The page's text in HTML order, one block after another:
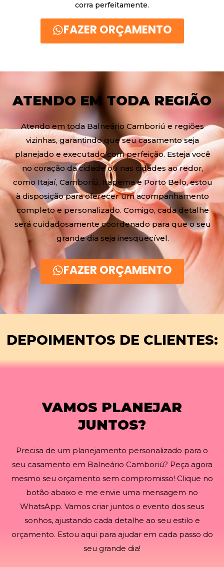
corra perfeitamente.
FAZER ORÇAMENTO
ATENDO EM TODA REGIÃO
Atendo em toda Balneário Camboriú e regiões
vizinhas, garantindo que seu casamento seja
planejado e executado com perfeição. Esteja você
no coração da cidade ou nas cidades ao redor,
como Itajaí, Camboriú, Itapema e Porto Belo, estou
à disposição para oferecer um acompanhamento
completo e personalizado. Comigo, cada detalhe
será cuidadosamente coordenado para que o seu
grande dia seja inesquecível.
FAZER ORÇAMENTO
DEPOIMENTOS DE CLIENTES:
VAMOS PLANEJAR
JUNTOS?
Precisa de um planejamento personalizado para o
seu casamento em Balneário Camboriú? Peça agora
mesmo seu orçamento sem compromisso! Clique no
botão abaixo e me envie uma mensagem no
WhatsApp. Vamos criar juntos o evento dos seus
sonhos, ajustando cada detalhe ao seu estilo e
orçamento. Estou aqui para ajudar em cada passo do
seu grande dia!